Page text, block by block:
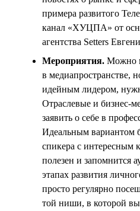
примера развитого
канал «ХУЦПА» от
агентства Setters
Мероприятия. Можно
в медиапространстве,
идейным лидером,
Отраслевые и бизнес-
заявить о себе в
Идеальным вариантом
спикера с интересным
полезен и запомнится
этапах развития
просто регулярно
той ниши, в которой вы